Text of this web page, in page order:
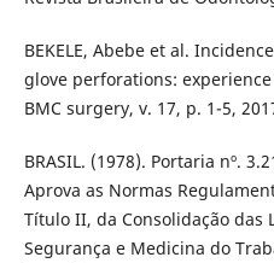
BEKELE, Abebe et al.
glove perforations:
BMC surgery, v. 17, p. 1-5,
BRASIL. (1978). Portaria nº.
Aprova as Normas
Título II, da Consolidação das
Segurança e Medicina do